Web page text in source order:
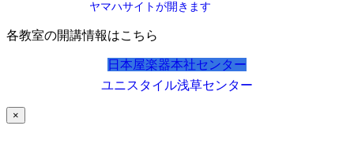
ヤマハサイトが開きます
各教室の開講情報はこちら
日本屋楽器本社センター
ユニスタイル浅草センター
×